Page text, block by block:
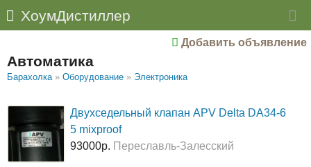
ХоумДистиллер
Добавить объявление
Автоматика
Барахолка » Оборудование » Электроника
Двухседельный клапан APV Delta DA34-6
5 mixproof
93000р. Переславль-Залесский